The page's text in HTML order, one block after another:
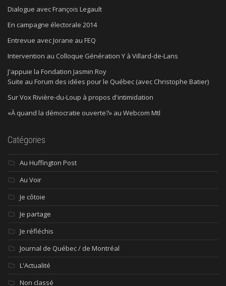
Dialogue avec François Legault
En campagne électorale 2014
Entrevue avec Jorane au FEQ
Intervention au Colloque Génération Y à Villard-de-Lans
J'appuie la Fondation Jasmin Roy
Suite au Forum des idées pour le Québec (avec Christophe Batier)
Sur Vox Rivière-du-Loup à propos d'intimidation
«À quand la démocratie ouverte?» au Webcom Mtl
Catégories
Au Huffington Post
Au Voir
Je côtoie
Je partage
Je réfléchis
Journal de Québec / de Montréal
L'Actualité
Non classé